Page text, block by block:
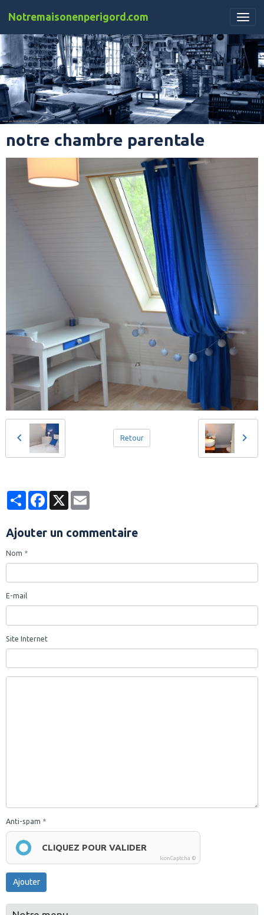
Notremaisonenperigord.com
notre chambre parentale
Retour
PartagerFacebook
X
Ajouter un commentaire
Nom
E-mail
Site Internet
Anti-spam
CLIQUEZ POUR VALIDER
IconCaptcha ©
Ajouter